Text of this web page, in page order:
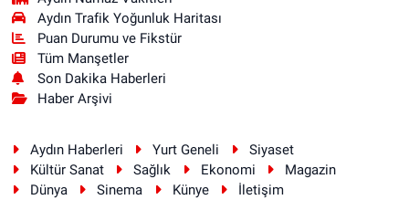
Aydın Trafik Yoğunluk Haritası
Puan Durumu ve Fikstür
Tüm Manşetler
Son Dakika Haberleri
Haber Arşivi
Aydın Haberleri Yurt Geneli
Siyaset
Kültür Sanat
Sağlık Ekonomi
Magazin
Dünya
Sinema Künye İletişim